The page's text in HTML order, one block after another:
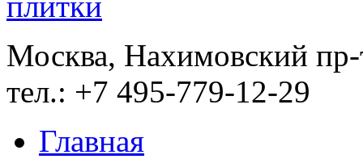
Москва, Нахимовский
тел.: +7 495-779-12-29
Главная